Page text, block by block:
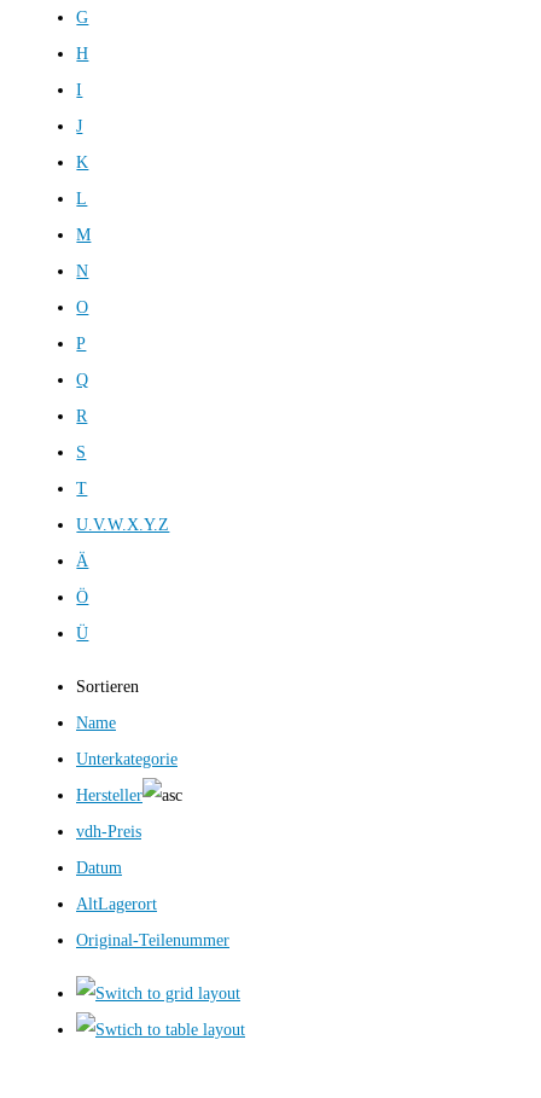
G
H
I
J
K
L
M
N
O
P
Q
R
S
T
U.V.W.X.Y.Z
Ä
Ö
Ü
Sortieren
Name
Unterkategorie
Hersteller
vdh-Preis
Datum
AltLagerort
Original-Teilenummer